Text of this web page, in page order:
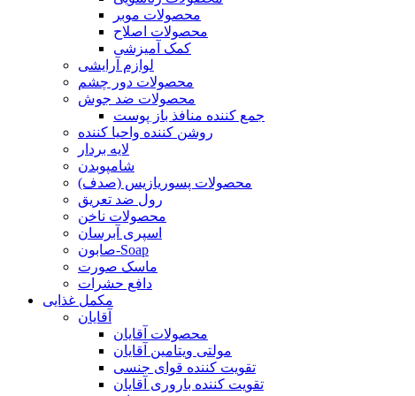
محصولات موبر
محصولات اصلاح
کمک آمیزشی
لوازم آرایشی
محصولات دور چشم
محصولات ضد جوش
جمع کننده منافذ باز پوست
روشن کننده واحیا کننده
لایه بردار
شامپوبدن
محصولات پسوریازیس (صدف)
رول ضد تعریق
محصولات ناخن
اسپری آبرسان
صابون-Soap
ماسک صورت
دافع حشرات
مکمل غذایی
آقایان
محصولات آقایان
مولتی ویتامین آقایان
تقویت کننده قوای جنسی
تقویت کننده باروری آقایان